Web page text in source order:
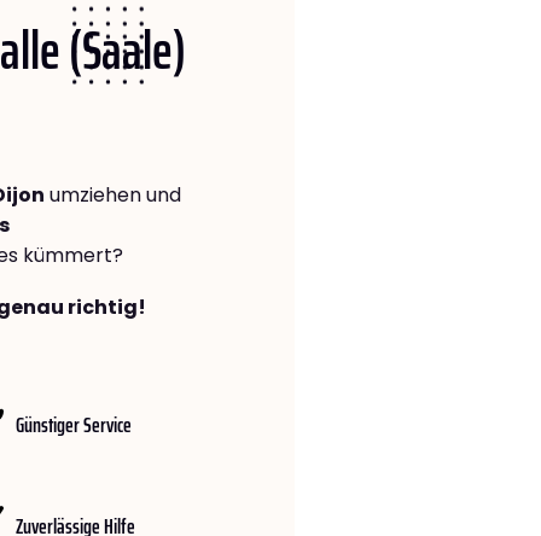
(Saale)
umziehen und
kümmert?
richtig!
Günstiger Service
Zuverlässige Hilfe